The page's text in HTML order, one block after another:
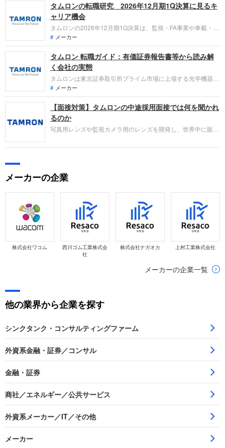
タムロンの転職研究 2026年12月期1Q決算に見るキ
ャリア機会
タムロンの2026年12月期1Q決算は、監視・FA事業や車載・医
療分野が2桁増収と好調。OEM写真製品の減収を他事業で下支
えし、計画を上回る進捗です。光学からセンシング企業への進
化を掲げ、非侵襲血糖値センサー開発企業への出資など新領域
での採用機会も注目。「なぜ今タムロンなのか」を整理しま
す。
メーカー
タムロン 転職ガイド：有価証券報告書等から読み解
く会社の実態
タムロンは東京証券取引所プライム市場に上場する光学機器メ
ーカーです。写真関連事業のほか、監視＆FA関連事業やモビリ
ティ＆ヘルスケア関連事業を展開しています。直近の業績は、
モビリティ分野が好調なものの、為替の影響や写真関連の出荷
減により減収となり、原価低減に努めましたが減益となってい
ます。
メーカー
【面接対策】タムロンの中途採用面接では何を聞かれ
るのか
写真用レンズや監視カメラ用のレンズを開発し、世界中に販売
り組み方やこれまでの成果を具体的に問われるほか、キャリア
にしっかり対策をすすめましょう。
メーカーの企業
株式会社ワコム
西川ゴム工業株式会
社
株式会社ナガオカ 上村工業株式会社
メーカーの企業一覧
他の業界から企業を探す
シンクタンク・コンサルティングファーム
外資系金融・証券／コンサル
金融・証券
商社／エネルギー／公共サービス
外資系メーカー／IT／その他
メーカー